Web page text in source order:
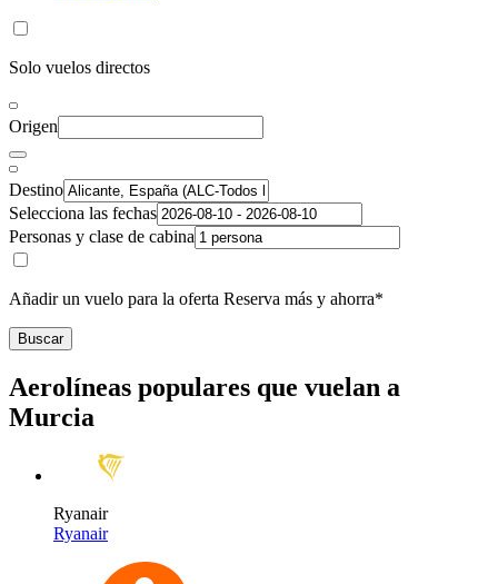
Solo vuelos directos
Origen
Destino
Selecciona las fechas
Personas y clase de cabina
Añadir un vuelo para la oferta Reserva más y ahorra*
Buscar
Aerolíneas populares que vuelan a
Murcia
Ryanair
Ryanair